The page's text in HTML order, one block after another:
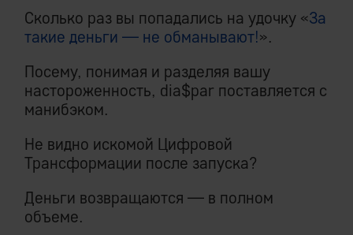
Сколько раз вы попадались на удочку «За
такие деньги — не обманывают!».
Посему, понимая и разделяя вашу
настороженность, dia$par поставляется с
манибэком.
Не видно искомой Цифровой
Трансформации после запуска?
Деньги возвращаются — в полном
объеме.